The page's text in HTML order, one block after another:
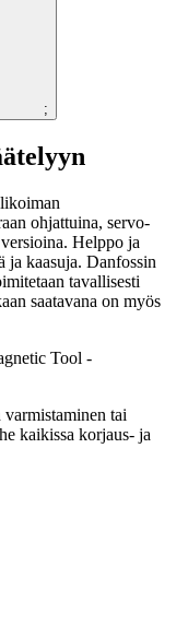
;
ohjattuina, servo-
Helppo ja
ja kaasuja. Danfossin
tavallisesti
saatavana on myös
Tool -
tai
kaikissa korjaus- ja